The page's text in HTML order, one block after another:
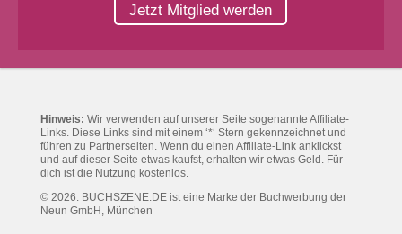
Jetzt Mitglied werden
Hinweis: Wir verwenden auf unserer Seite sogenannte Affiliate-
Links. Diese Links sind mit einem ‘*‘ Stern gekennzeichnet und
führen zu Partnerseiten. Wenn du einen Affiliate-Link anklickst
und auf dieser Seite etwas kaufst, erhalten wir etwas Geld. Für
dich ist die Nutzung kostenlos.
© 2026. BUCHSZENE.DE ist eine Marke der Buchwerbung der
Neun GmbH, München